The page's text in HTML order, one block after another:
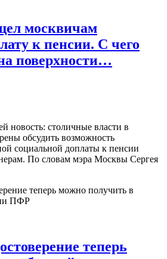
москвичам
к пенсии. С чего
поверхности…
новость: столичные власти в
обсудить возможность
социальной доплаты к пенсии
По словам мэра Москвы Сергея
теперь